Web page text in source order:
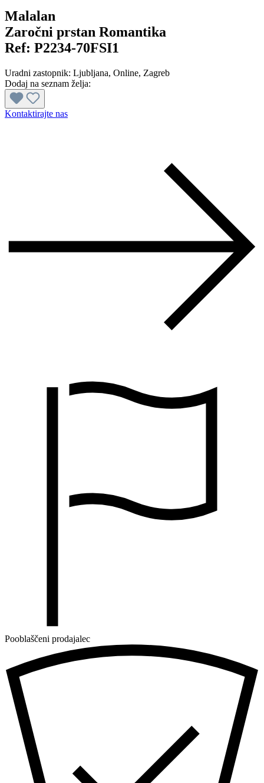
Malalan
Zaročni prstan Romantika
Ref: P2234-70FSI1
Uradni zastopnik: Ljubljana, Online, Zagreb
Dodaj na seznam želja:
Kontaktirajte nas
Pooblaščeni prodajalec